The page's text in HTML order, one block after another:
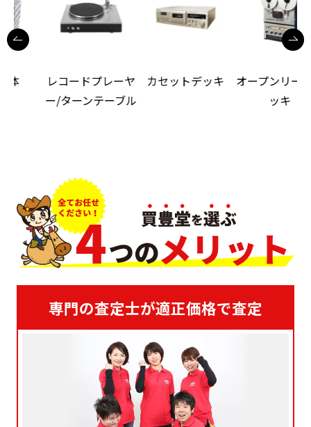
レコードプレーヤ
ー/ターンテーブル
カセットデッキ
オープンリールデ
専門の査定士が適正価格で査定